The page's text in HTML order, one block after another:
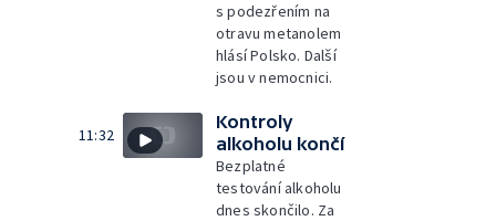
s podezřením na
otravu metanolem
hlásí Polsko. Další
jsou v nemocnici.
11:32
Kontroly
alkoholu končí
Bezplatné
testování alkoholu
dnes skončilo. Za